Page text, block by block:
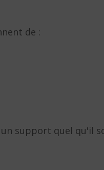
de :
support quel qu'il